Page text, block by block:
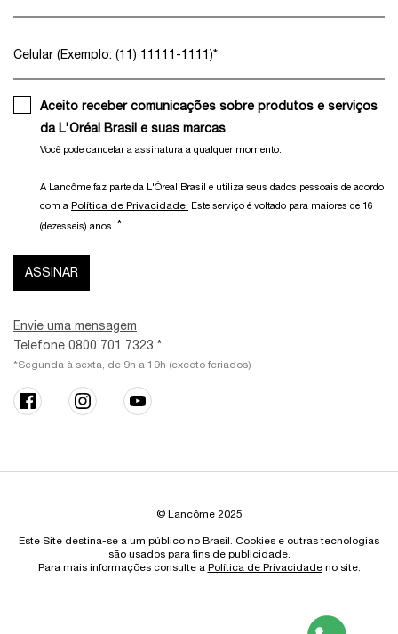
Celular (Exemplo: (11) 11111-1111)*
Aceito receber comunicações sobre produtos e serviços
da L'Oréal Brasil e suas marcas
Você pode cancelar a assinatura a qualquer momento.​
A Lancôme faz parte da L'Óreal Brasil e utiliza seus dados pessoais de acordo
com a Política de Privacidade. Este serviço é voltado para maiores de 16
(dezesseis) anos. *
ASSINAR
Envie uma mensagem
Telefone 0800 701 7323 *
*Segunda à sexta, de 9h a 19h (exceto feriados)
© Lancôme 2025
Este Site destina-se a um público no Brasil. Cookies e outras tecnologias
são usados para fins de publicidade.
Para mais informações consulte a Política de Privacidadeno site.